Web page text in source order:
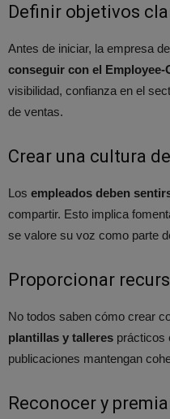
Definir objetivos
Antes de iniciar, la empresa
conseguir con el Employee-
visibilidad, confianza en el
de ventas.
Crear una cultura
Los empleados deben
compartir. Esto implica
se valore su voz como parte
Proporcionar
No todos saben cómo crear
plantillas y talleres prácticos
publicaciones mantengan
Reconocer y